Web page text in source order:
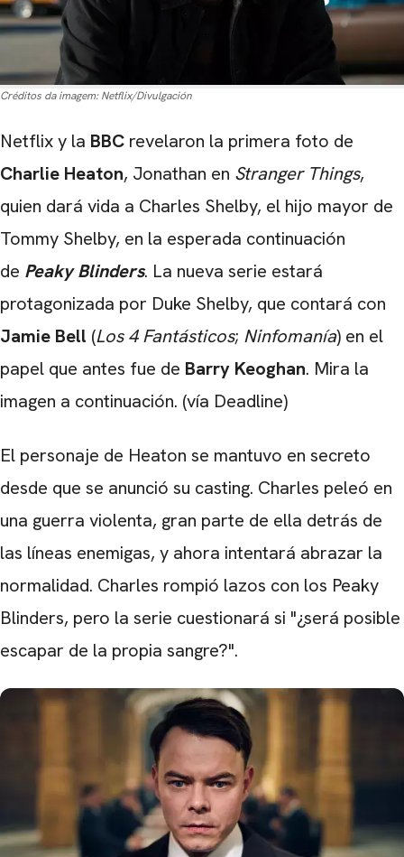
Créditos da imagem: Netflix/Divulgación
Netflix y la BBC revelaron la primera foto de
Charlie Heaton, Jonathan en Stranger Things,
quien dará vida a Charles Shelby, el hijo mayor de
Tommy Shelby, en la esperada continuación
de Peaky Blinders. La nueva serie estará
protagonizada por Duke Shelby, que contará con
Jamie Bell (Los 4 Fantásticos; Ninfomanía) en el
papel que antes fue de Barry Keoghan. Mira la
imagen a continuación. (vía Deadline)
El personaje de Heaton se mantuvo en secreto
desde que se anunció su casting. Charles peleó en
una guerra violenta, gran parte de ella detrás de
las líneas enemigas, y ahora intentará abrazar la
normalidad. Charles rompió lazos con los Peaky
Blinders, pero la serie cuestionará si "¿será posible
escapar de la propia sangre?".